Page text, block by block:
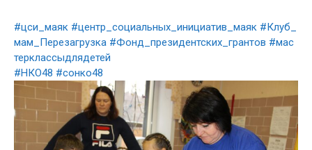
#цси_маяк #центр_социальных_инициатив_маяк #Клуб_
мам_Перезагрузка #Фонд_президентских_грантов #мас
терклассыдлядетей
#НКО48 #сонко48